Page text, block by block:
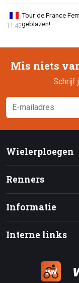
Tour de France
geblazen!
11:45
Mis niets
Schrijf
Wielerploegen
Renners
Informatie
Interne links